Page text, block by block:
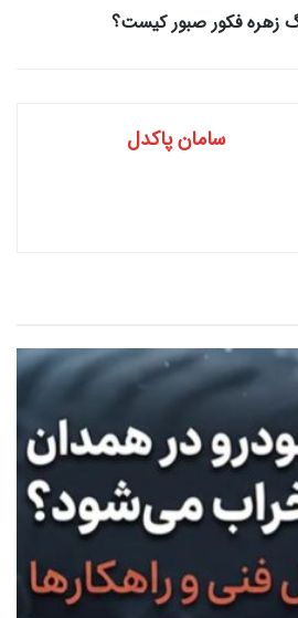
زهره فکور صبور کیست؟
سامان پاکدل